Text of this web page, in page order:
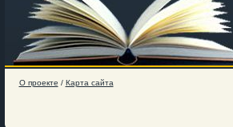
О проекте / Карта сайта